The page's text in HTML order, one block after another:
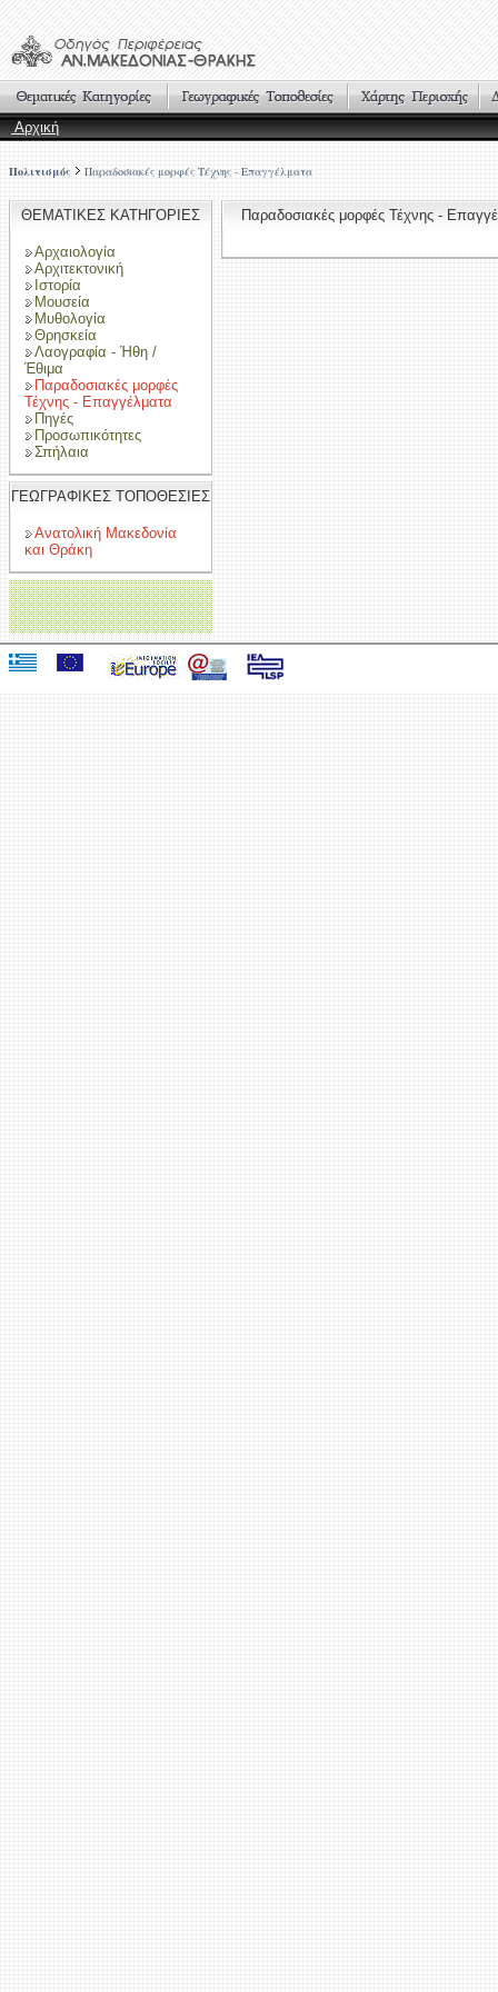
Αρχική
Πολιτισμός Παραδοσιακές μορφές Τέχνης - Επαγγέλματα
ΘΕΜΑΤΙΚΕΣ ΚΑΤΗΓΟΡΙΕΣ
Αρχαιολογία
Αρχιτεκτονική
Ιστορία
Μουσεία
Μυθολογία
Θρησκεία
Λαογραφία - Ήθη /
Έθιμα
Παραδοσιακές μορφές
Τέχνης - Επαγγέλματα
Πηγές
Προσωπικότητες
Σπήλαια
ΓΕΩΓΡΑΦΙΚΕΣ ΤΟΠΟΘΕΣΙΕΣ
Ανατολική Μακεδονία
και Θράκη
Παραδοσιακές μορφές Τέχνης -